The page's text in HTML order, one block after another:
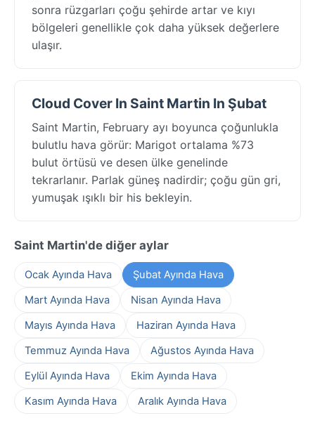
sonra rüzgarları çoğu şehirde artar ve kıyı
bölgeleri genellikle çok daha yüksek değerlere
ulaşır.
Cloud Cover In Saint Martin In Şubat
Saint Martin, February ayı boyunca çoğunlukla
bulutlu hava görür: Marigot ortalama %73
bulut örtüsü ve desen ülke genelinde
tekrarlanır. Parlak güneş nadirdir; çoğu gün gri,
yumuşak ışıklı bir his bekleyin.
Saint Martin'de diğer aylar
Ocak Ayında Hava
Şubat Ayında Hava
Mart Ayında Hava
Nisan Ayında Hava
Mayıs Ayında Hava
Haziran Ayında Hava
Temmuz Ayında Hava
Ağustos Ayında Hava
Eylül Ayında Hava
Ekim Ayında Hava
Kasım Ayında Hava
Aralık Ayında Hava